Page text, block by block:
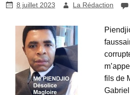
8 juillet 2023 La Rédaction
fils de